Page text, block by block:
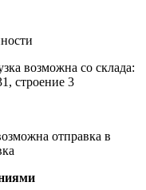
возможна со склада:
строение 3
отправка в